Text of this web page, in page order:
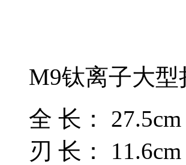
M9钛离子大型
全 长： 27.5cm
刃 长： 11.6cm